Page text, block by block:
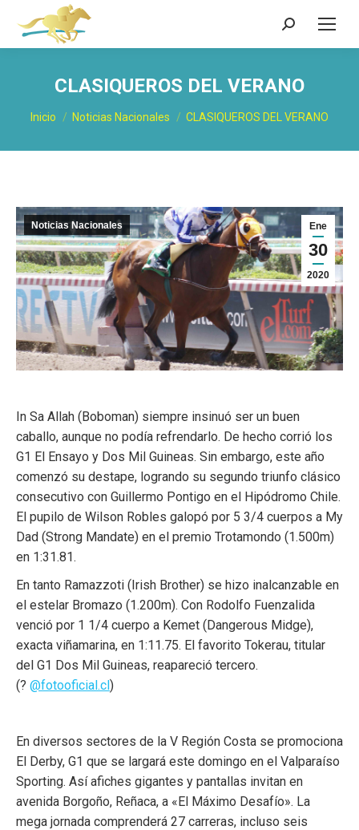
Buscar:
CLASIQUEROS DEL VERANO
Estás aquí:
Inicio Noticias Nacionales CLASIQUEROS DEL VERANO
Ene
30
2020
Noticias Nacionales
In Sa Allah (Boboman) siempre insinuó ser un buen
caballo, aunque no podía refrendarlo. De hecho corrió los
G1 El Ensayo y Dos Mil Guineas. Sin embargo, este año
comenzó su destape, logrando su segundo triunfo clásico
consecutivo con Guillermo Pontigo en el Hipódromo Chile.
El pupilo de Wilson Robles galopó por 5 3/4 cuerpos a My
Dad (Strong Mandate) en el premio Trotamondo (1.500m)
en 1:31.81.
En tanto Ramazzoti (Irish Brother) se hizo inalcanzable en
el estelar Bromazo (1.200m). Con Rodolfo Fuenzalida
venció por 1 1/4 cuerpo a Kemet (Dangerous Midge),
exacta viñamarina, en 1:11.75. El favorito Tokerau, titular
del G1 Dos Mil Guineas, reapareció tercero.
(? @fotooficial.cl)
En diversos sectores de la V Región Costa se promociona
El Derby, G1 que se largará este domingo en el Valparaíso
Sporting. Así afiches gigantes y pantallas invitan en
avenida Borgoño, Reñaca, a «El Máximo Desafío». La
mega jornada comprenderá 27 carreras, incluso seis